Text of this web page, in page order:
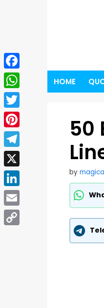
HOME
50
by
Facebook
WhatsApp
Twitter
Pinterest
Telegram
X
LinkedIn
Email